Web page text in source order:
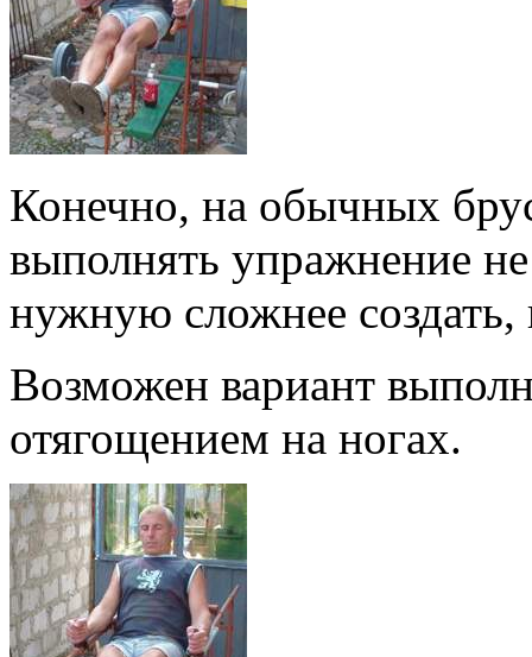
Конечно, на обычных
выполнять упражнение
нужную сложнее
Возможен вариант
отягощением на ногах.